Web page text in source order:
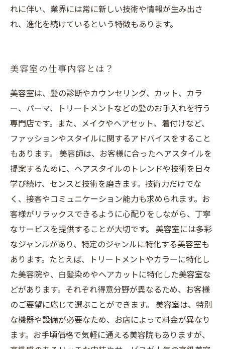
れに伴い、業界には常に新しい技術や情報が生み出さ
れ、進化を続けているという特徴もあります。
美容室の仕事内容とは？
美容室は、髪の診断やカウンセリング、カット、カラ
ー、パーマ、トリートメントなどの髪のお手入れを行う
専門店です。また、メイクやヘアセット、着付けなど、
ファッションやスタイルに関するアドバイスをすること
もあります。 美容師は、お客様に合ったヘアスタイルを
提案するために、ヘアスタイルのトレンドや技術を日々
学び続け、センスと技術を磨きます。技術力だけでな
く、接客やコミュニケーション能力も求められます。お
客様がリラックスできるように心配りをしながら、丁寧
なサービスを提供することが大切です。 美容室には多彩
なジャンルがあり、特定のジャンルに特化する美容室も
あります。たとえば、トリートメントやカラーに特化し
た美容院や、白髪染めやヘアカットに特化した美容室な
どがあります。それぞれ得意分野が異なるため、お客様
のご要望に応じて選ぶことができます。 美容室は、特別
な機器や設備が必要なため、お店によって料金が異なり
ます。お手頃価格で気軽に通える美容院もありますが、